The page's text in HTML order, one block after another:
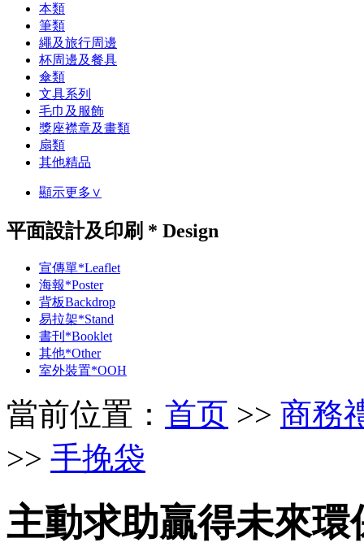
本類
筆類
繩及旅行周邊
杯周邊及餐具
傘類
文具系列
毛巾及服飾
獎座襟章及畫類
扇類
其他精品
顯示更多∨
平面設計及印刷 * Design
宣傳單*Leaflet
海報*Poster
背板Backdrop
易拉架*Stand
書刊*Booklet
其他*Other
室外裝置*OOH
當前位置： 首页 >> 商務
>> 手挽袋
主動求助贏得未來